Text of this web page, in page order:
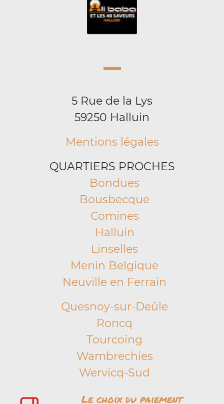
5 Rue de la Lys
59250 Halluin
Mentions légales
QUARTIERS PROCHES
Bondues
Bousbecque
Comines
Halluin
Linselles
Menin Belgique
Neuville en Ferrain
Quesnoy-sur-Deûle
Roncq
Tourcoing
Wambrechies
Wervicq-Sud
Le choix du paiement